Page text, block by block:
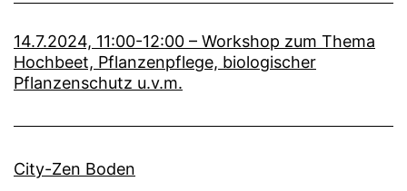
14.7.2024, 11:00-12:00 – Workshop zum Thema
Hochbeet, Pflanzenpflege, biologischer
Pflanzenschutz u.v.m.
City-Zen Boden